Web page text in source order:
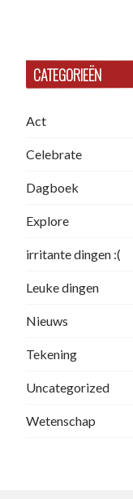
CATEGORIEËN
Act
Celebrate
Dagboek
Explore
irritante dingen :(
Leuke dingen
Nieuws
Tekening
Uncategorized
Wetenschap